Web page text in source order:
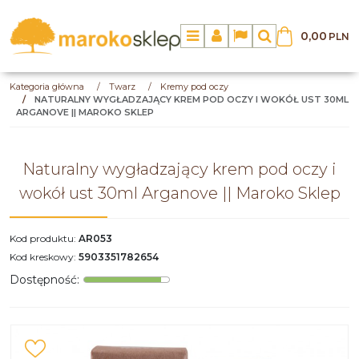
MenuPanelLangSzukaj
0,00 PLN
Kategoria główna / Twarz /
Kremy pod oczy
/
NATURALNY WYGŁADZAJĄCY KREM POD OCZY I WOKÓŁ UST 30ML
ARGANOVE || MAROKO SKLEP
Naturalny wygładzający krem pod oczy i
wokół ust 30ml Arganove || Maroko Sklep
Kod produktu: AR053
Kod kreskowy: 5903351782654
Dostępność: